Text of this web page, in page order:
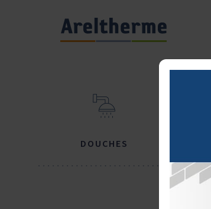
DOUCHES